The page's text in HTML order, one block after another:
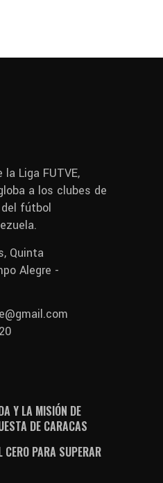
Liga FUTVE,
a los clubes de
del fútbol
Quinta
Alegre -
Y LA MISIÓN DE
DE CARACAS
PARA SUPERAR